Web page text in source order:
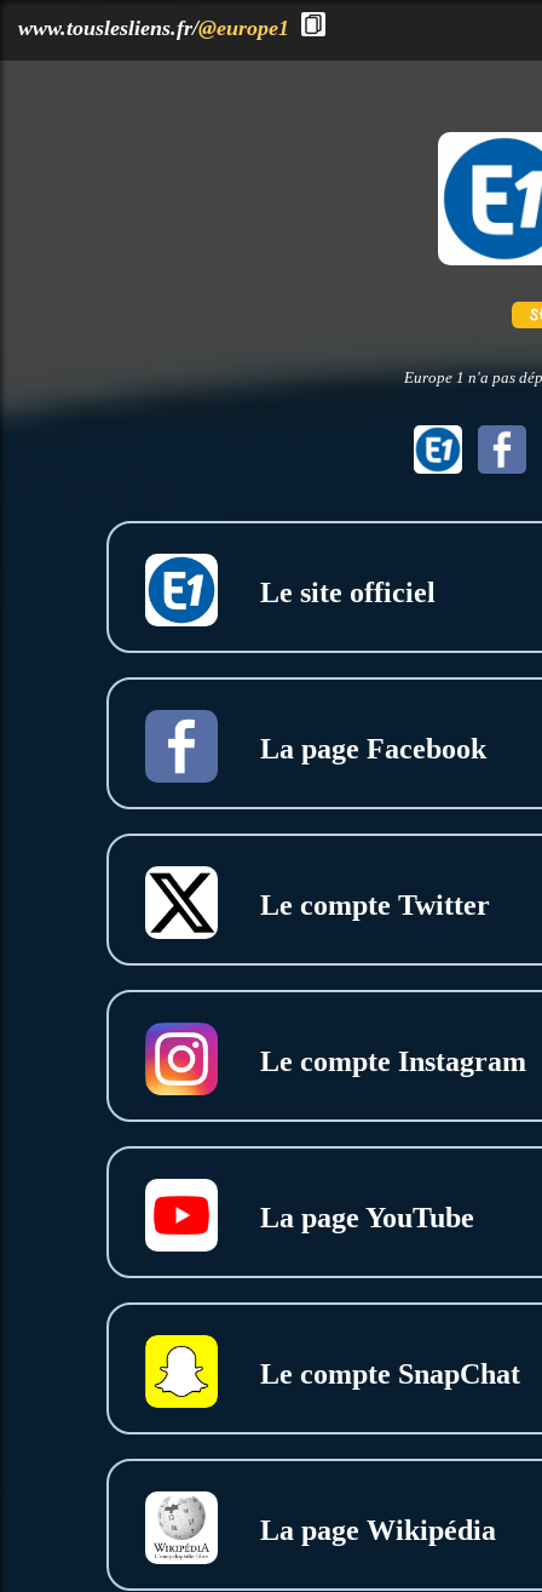
www.touslesliens.fr/@europe1
Europe 1 n'a pas
Le site officiel
La page Facebook
Le compte Twitter
Le compte Instagram
La page YouTube
Le compte SnapChat
La page Wikipédia